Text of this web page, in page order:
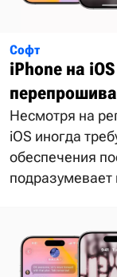
Софт
iPhone на
Несмотря на
iOS иногда
обеспечения